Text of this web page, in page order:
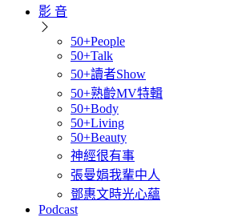
影 音
50+People
50+Talk
50+讀者Show
50+熟齡MV特輯
50+Body
50+Living
50+Beauty
神經很有事
張曼娟我輩中人
鄧惠文時光心蘊
Podcast